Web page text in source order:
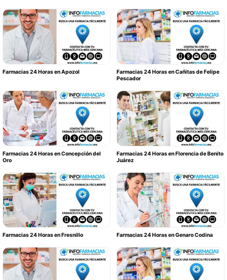
Farmacias 24 Horas en Apozol
Farmacias 24 Horas en Cañitas de Felipe
Pescador
Farmacias 24 Horas en Concepción del
Oro
Farmacias 24 Horas en Florencia de Benito
Juárez
Farmacias 24 Horas en Fresnillo Farmacias 24 Horas en Genaro Codina